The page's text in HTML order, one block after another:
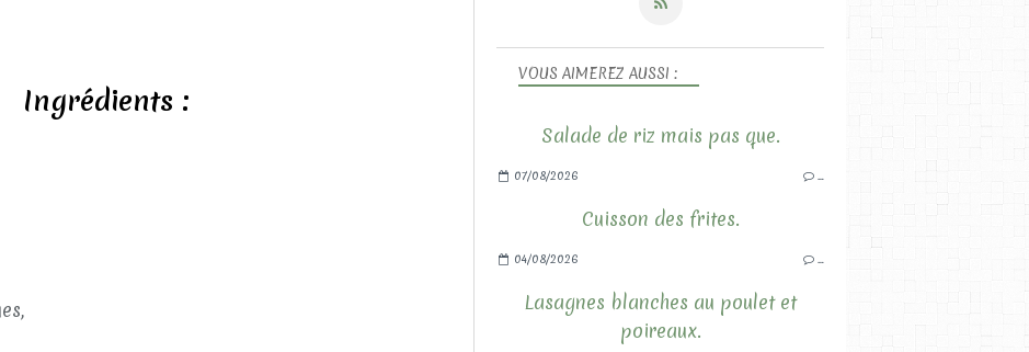
Ingrédients :
VOUS AIMEREZ AUSSI :
Salade de riz mais pas que.
07/08/2026 …
Cuisson des frites.
04/08/2026 …
Lasagnes blanches au poulet et
poireaux.